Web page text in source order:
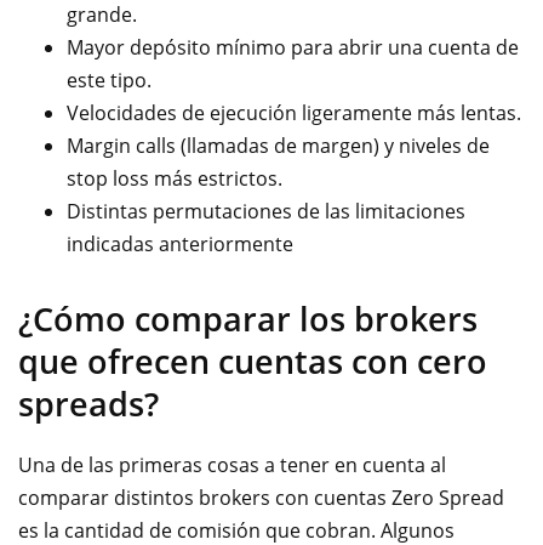
grande.
Mayor depósito mínimo para abrir una cuenta de
este tipo.
Velocidades de ejecución ligeramente más lentas.
Margin calls (llamadas de margen) y niveles de
stop loss más estrictos.
Distintas permutaciones de las limitaciones
indicadas anteriormente
¿Cómo comparar los brokers
que ofrecen cuentas con cero
spreads?
Una de las primeras cosas a tener en cuenta al
comparar distintos brokers con cuentas Zero Spread
es la cantidad de comisión que cobran. Algunos